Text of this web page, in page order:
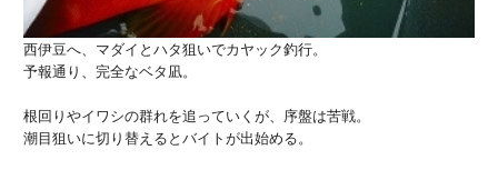
西伊豆へ、マダイとハタ狙いでカヤック釣行。
予報通り、完全なベタ凪。
根回りやイワシの群れを追っていくが、序盤は苦戦。
潮目狙いに切り替えるとバイトが出始める。